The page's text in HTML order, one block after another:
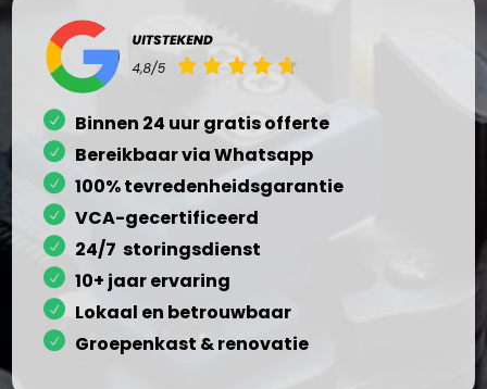
Binnen 24 uur gratis offerte
Bereikbaar via Whatsapp
100% tevredenheidsgarantie
VCA-gecertificeerd
24/7 storingsdienst
10+ jaar ervaring
Lokaal en betrouwbaar
Groepenkast & renovatie